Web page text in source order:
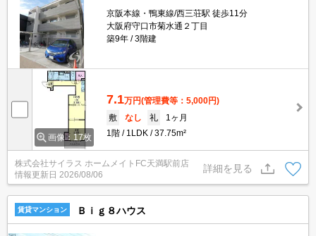
京阪本線・鴨東線/西三荘駅 徒歩11分
大阪府守口市菊水通２丁目
築9年
3階建
画像：17枚
7.1万円(管理費等：5,000円)
敷
なし 礼
1ヶ月
1階
1LDK 37.75m²
株式会社サイラス ホームメイトFC天満駅前店
情報更新日 2026/08/06
詳細を見る
賃貸マンション Ｂｉｇ８ハウス